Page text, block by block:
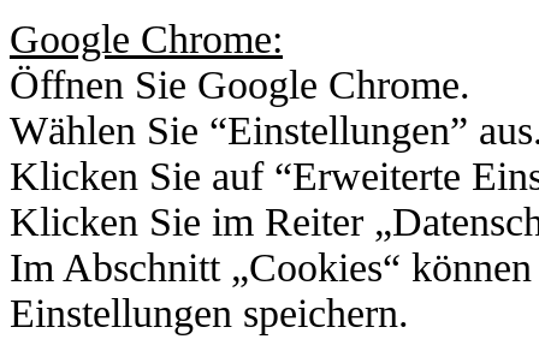
Google Chrome:
Öffnen Sie Google Chrome.
Wählen Sie “Einstellungen”
Klicken Sie auf “Erweiterte
Klicken Sie im Reiter
Im Abschnitt „Cookies“
Einstellungen speichern.